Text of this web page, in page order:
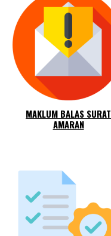
MAKLUM BALAS SURAT
AMARAN